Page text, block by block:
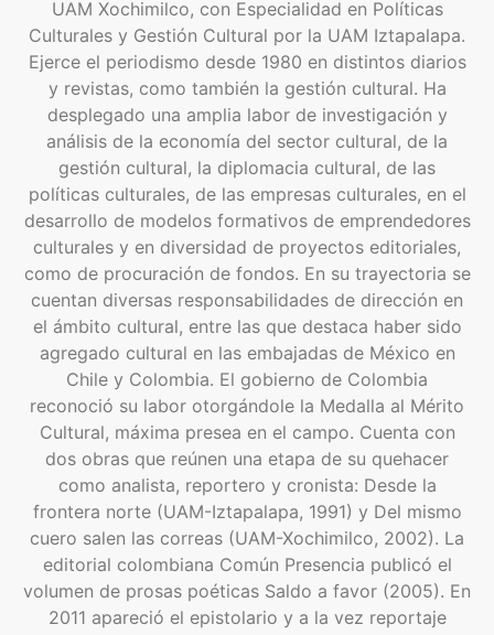
UAM Xochimilco, con Especialidad en Políticas
Culturales y Gestión Cultural por la UAM Iztapalapa.
Ejerce el periodismo desde 1980 en distintos diarios
y revistas, como también la gestión cultural. Ha
desplegado una amplia labor de investigación y
análisis de la economía del sector cultural, de la
gestión cultural, la diplomacia cultural, de las
políticas culturales, de las empresas culturales, en el
desarrollo de modelos formativos de emprendedores
culturales y en diversidad de proyectos editoriales,
como de procuración de fondos. En su trayectoria se
cuentan diversas responsabilidades de dirección en
el ámbito cultural, entre las que destaca haber sido
agregado cultural en las embajadas de México en
Chile y Colombia. El gobierno de Colombia
reconoció su labor otorgándole la Medalla al Mérito
Cultural, máxima presea en el campo. Cuenta con
dos obras que reúnen una etapa de su quehacer
como analista, reportero y cronista: Desde la
frontera norte (UAM-Iztapalapa, 1991) y Del mismo
cuero salen las correas (UAM-Xochimilco, 2002). La
editorial colombiana Común Presencia publicó el
volumen de prosas poéticas Saldo a favor (2005). En
2011 apareció el epistolario y a la vez reportaje